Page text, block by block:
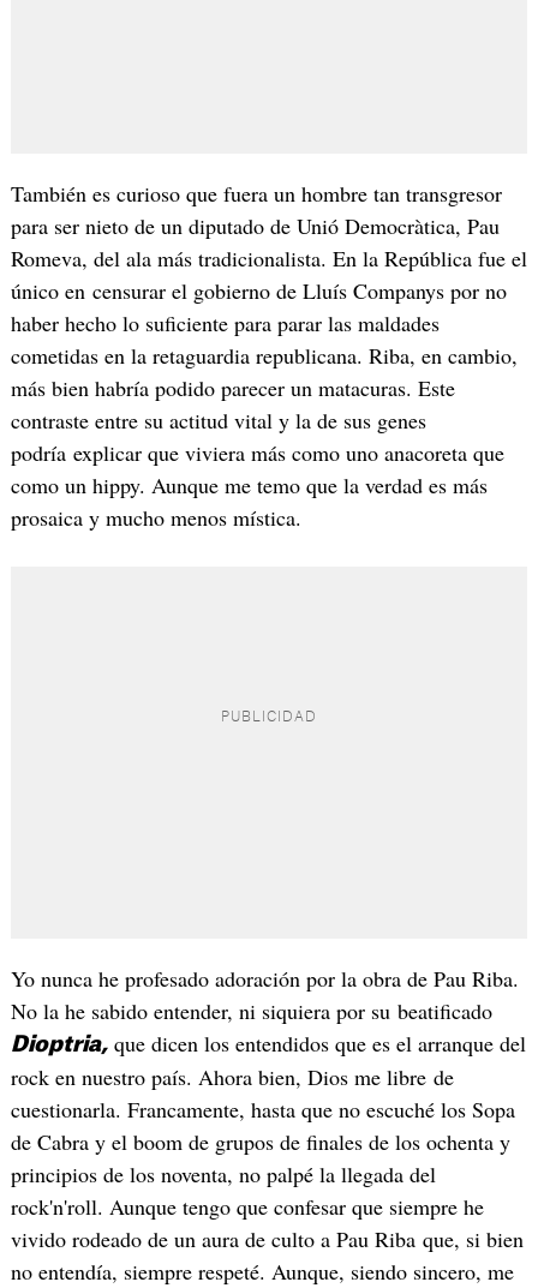
También es curioso que fuera un hombre tan transgresor
para ser nieto de un diputado de Unió Democràtica, Pau
Romeva, del ala más tradicionalista. En la República fue el
único en censurar el gobierno de Lluís Companys por no
haber hecho lo suficiente para parar las maldades
cometidas en la retaguardia republicana. Riba, en cambio,
más bien habría podido parecer un matacuras. Este
contraste entre su actitud vital y la de sus genes
podría explicar que viviera más como uno anacoreta que
como un hippy. Aunque me temo que la verdad es más
prosaica y mucho menos mística.
Yo nunca he profesado adoración por la obra de Pau Riba.
No la he sabido entender, ni siquiera por su beatificado
Dioptria,que dicen los entendidos que es el arranque del
rock en nuestro país. Ahora bien, Dios me libre de
cuestionarla. Francamente, hasta que no escuché los Sopa
de Cabra y el boom de grupos de finales de los ochenta y
principios de los noventa, no palpé la llegada del
rock'n'roll. Aunque tengo que confesar que siempre he
vivido rodeado de un aura de culto a Pau Riba que, si bien
no entendía, siempre respeté. Aunque, siendo sincero, me